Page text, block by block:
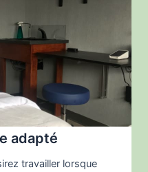
adapté
travailler lorsque